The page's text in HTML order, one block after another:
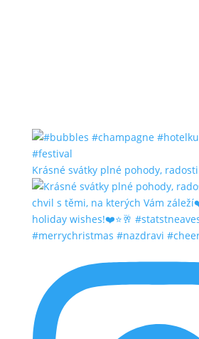
Krásné svátky plné pohody,